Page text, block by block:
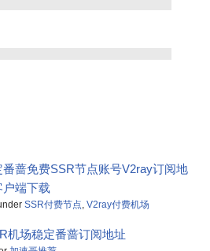
蔷免费SSR节点账号V2ray订阅地
端下载
SSR付费节点 V2ray付费机场
机场稳定番蔷订阅地址